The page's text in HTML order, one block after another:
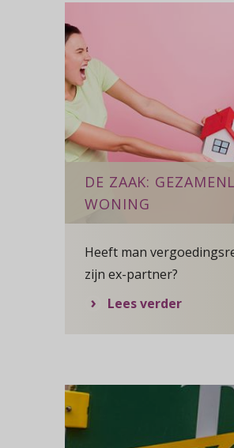
DE ZAAK:
WONING
Heeft man
zijn ex-partner?
Lees verderover De